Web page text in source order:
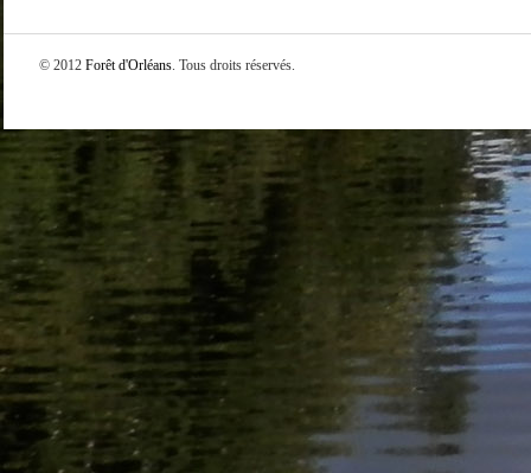
© 2012 Forêt d'Orléans. Tous droits réservés.